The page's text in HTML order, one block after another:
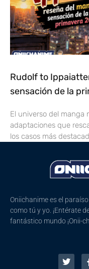
Rudolf to
sensación de la
El universo del manga
adaptaciones que
los casos más
Oniichanime es el
como tú y yo. ¡Entérate
fantástico mundo ¡Onii-